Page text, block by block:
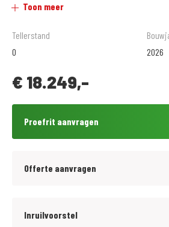
door daarvoor gekwalificeerd personeel dat
Kijk voor meer informatie op
Proefrit & Reservering
afspraak voor een proefrit geen reservering
koopovereenkomst en een aanbetaling van
Toon meer
Tellerstand
0
2026
€ 18.249,-
Proefrit aanvragen
Offerte aanvragen
Inruilvoorstel